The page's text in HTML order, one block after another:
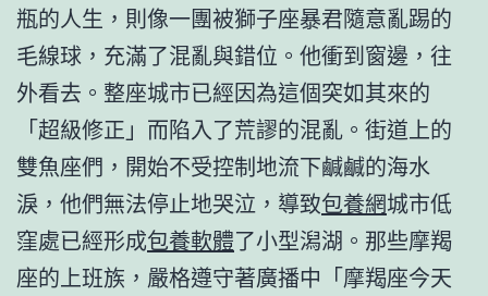
瓶的人生，則像一團被獅子座暴君隨意亂踢的
毛線球，充滿了混亂與錯位。他衝到窗邊，往
外看去。整座城市已經因為這個突如其來的
「超級修正」而陷入了荒謬的混亂。街道上的
雙魚座們，開始不受控制地流下鹹鹹的海水
淚，他們無法停止地哭泣，導致包養網城市低
窪處已經形成包養軟體了小型潟湖。那些摩羯
座的上班族，嚴格遵守著廣播中「摩羯座今天